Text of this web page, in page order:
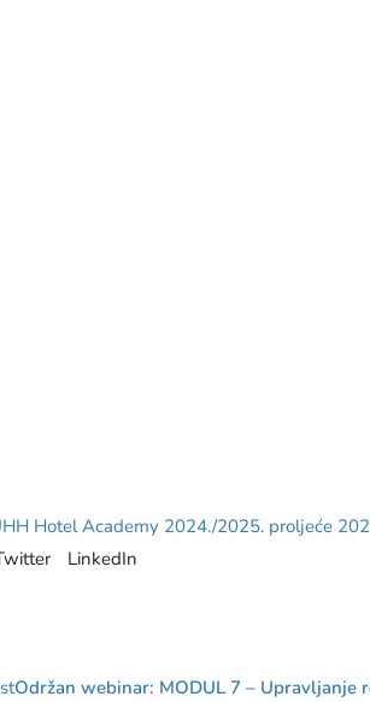
Hotel Academy 2024./2025. proljeće
LinkedIn
Održan webinar: MODUL 7 – Upravljanje